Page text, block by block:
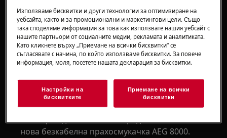
която ви дава до 60 минути работа* без
прекъсване.
AEG 8000 също идва с удобна стенна стойка
за лесно зареждане и сигурно съхранение.
разопаковате и изпробвате новата си
почистваща машина. Затова нека започнем с
няколко лесни стъпки, които ще ви покажат
как бързо да сглобите и заредите вашата
нова безкабелна прахосмукачка AEG 8000.
Използваме бисквитки и други технологии за оптимизиране на
уебсайта, както и за промоционални и маркетингови цели. Също
така споделяме информация за това как използвате нашия уебсайт с
нашите партньори от социалните медии, рекламата и аналитиката.
Като кликнете върху „Приемане на всички бисквитки“ се
съгласявате с начина, по който използваме бисквитки. За повече
информация, моля, посетете нашата декларация за бисквитки.
Настройки на
бисквитките
Приемане на всички
бисквитки